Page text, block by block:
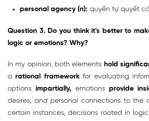
personal agency (n): quyền tự quyết
Question 3. Do you think it's better to
logic or emotions? Why?
In my opinion, both elements hold
arational frameworkfor evaluating
options impartially, emotionsprovide
desires, and personal connections to the
certain instances, decisions rooted in